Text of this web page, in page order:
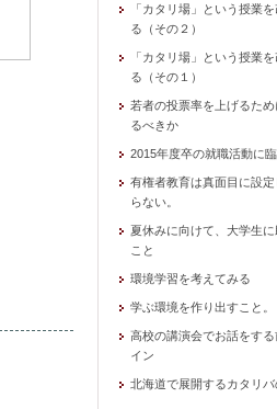
「カタリ場」という授業を
る（その２）
「カタリ場」という授業を
る（その１）
若者の投票率を上げるた
るべきか
2015年度卒の就職活動に
有権者教育は真面目に設
らない。
夏休みに向けて、大学生に
こと
環境学習を考えてみる
学ぶ環境を作り出すこと。
高校の講演会でお話をす
イン
北海道で展開するカタリ